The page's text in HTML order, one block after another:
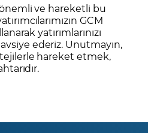
ve hareketli bu
GCM
yatırımlarınızı
ederiz. Unutmayın,
hareket etmek,